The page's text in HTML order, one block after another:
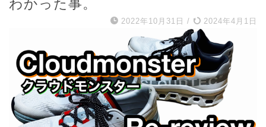
わかった事。
2022年10月31日 / 2024年4月1日